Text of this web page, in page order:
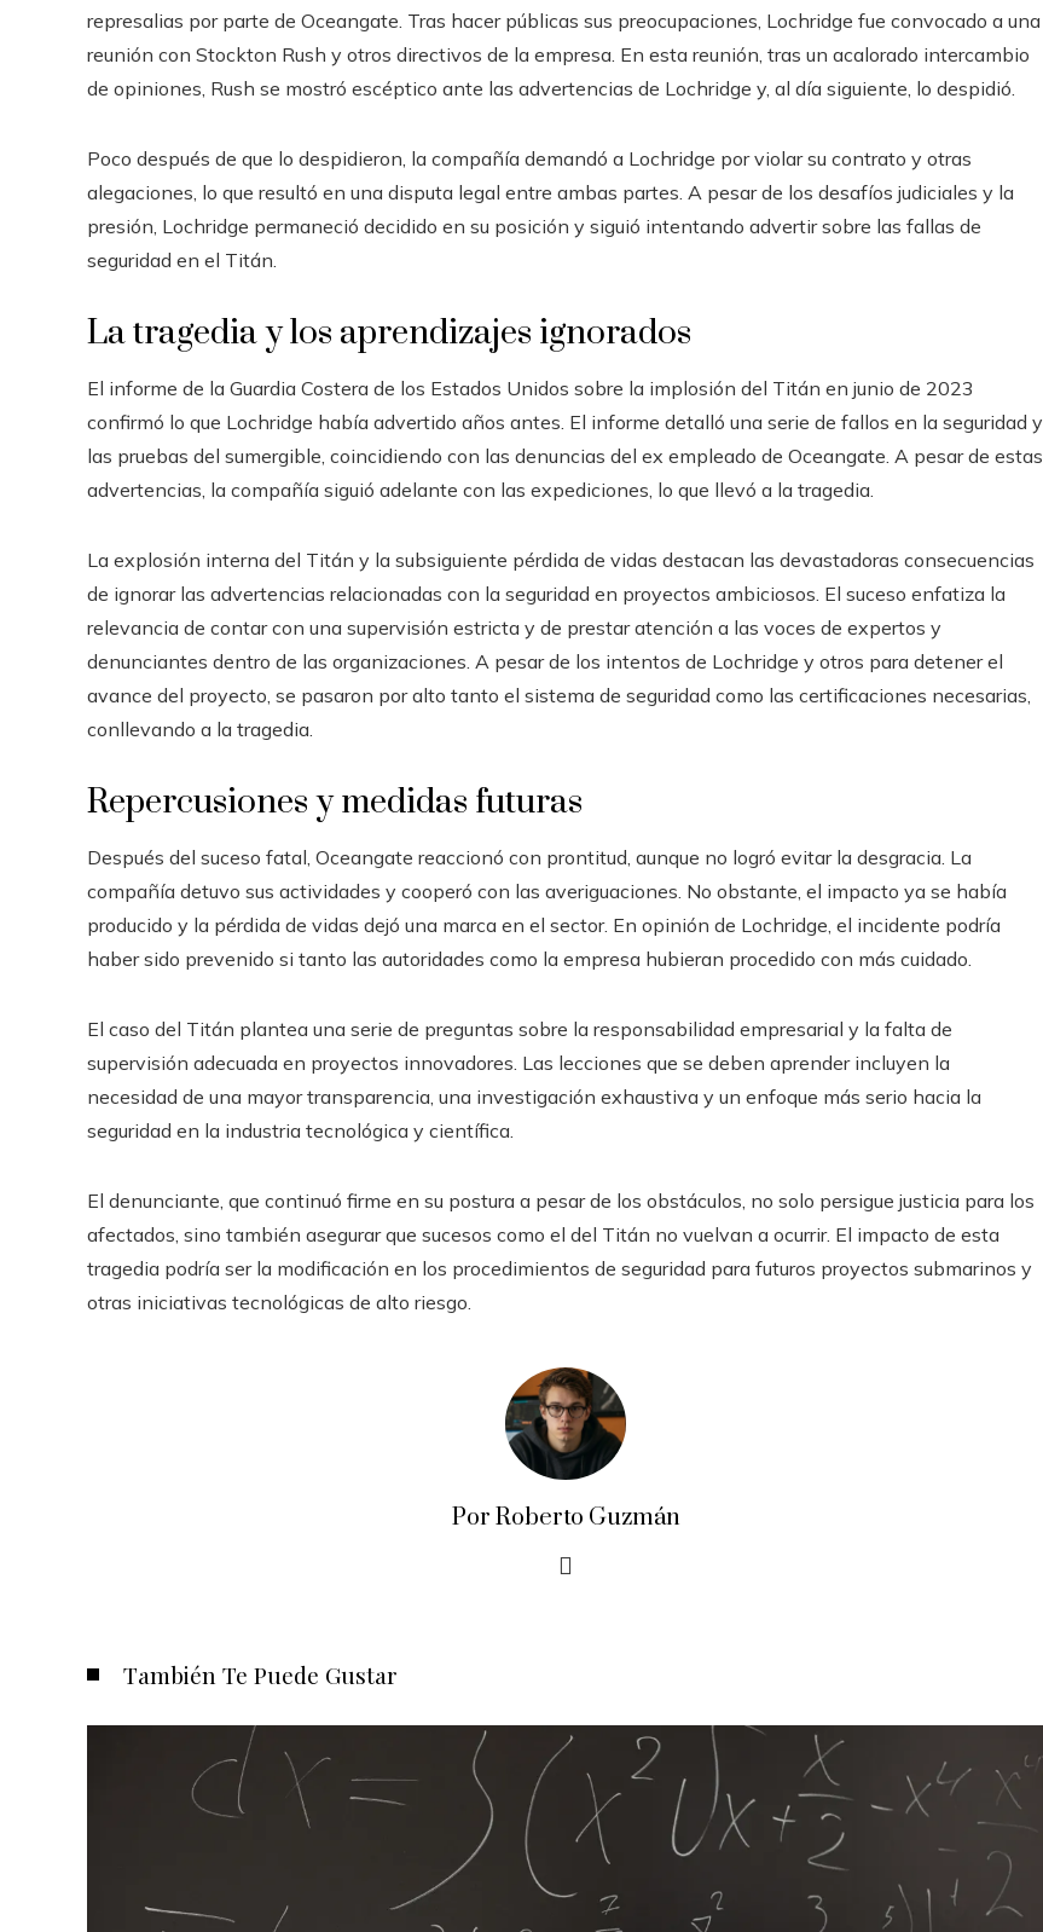
represalias por parte de Oceangate. Tras hacer públicas sus preocupaciones, Lochridge fue convocado a una
reunión con Stockton Rush y otros directivos de la empresa. En esta reunión, tras un acalorado intercambio
de opiniones, Rush se mostró escéptico ante las advertencias de Lochridge y, al día siguiente, lo despidió.
Poco después de que lo despidieron, la compañía demandó a Lochridge por violar su contrato y otras
alegaciones, lo que resultó en una disputa legal entre ambas partes. A pesar de los desafíos judiciales y la
presión, Lochridge permaneció decidido en su posición y siguió intentando advertir sobre las fallas de
seguridad en el Titán.
La tragedia y los aprendizajes ignorados
El informe de la Guardia Costera de los Estados Unidos sobre la implosión del Titán en junio de 2023
confirmó lo que Lochridge había advertido años antes. El informe detalló una serie de fallos en la seguridad y
las pruebas del sumergible, coincidiendo con las denuncias del ex empleado de Oceangate. A pesar de estas
advertencias, la compañía siguió adelante con las expediciones, lo que llevó a la tragedia.
La explosión interna del Titán y la subsiguiente pérdida de vidas destacan las devastadoras consecuencias
de ignorar las advertencias relacionadas con la seguridad en proyectos ambiciosos. El suceso enfatiza la
relevancia de contar con una supervisión estricta y de prestar atención a las voces de expertos y
denunciantes dentro de las organizaciones. A pesar de los intentos de Lochridge y otros para detener el
avance del proyecto, se pasaron por alto tanto el sistema de seguridad como las certificaciones necesarias,
conllevando a la tragedia.
Repercusiones y medidas futuras
Después del suceso fatal, Oceangate reaccionó con prontitud, aunque no logró evitar la desgracia. La
compañía detuvo sus actividades y cooperó con las averiguaciones. No obstante, el impacto ya se había
producido y la pérdida de vidas dejó una marca en el sector. En opinión de Lochridge, el incidente podría
haber sido prevenido si tanto las autoridades como la empresa hubieran procedido con más cuidado.
El caso del Titán plantea una serie de preguntas sobre la responsabilidad empresarial y la falta de
supervisión adecuada en proyectos innovadores. Las lecciones que se deben aprender incluyen la
necesidad de una mayor transparencia, una investigación exhaustiva y un enfoque más serio hacia la
seguridad en la industria tecnológica y científica.
El denunciante, que continuó firme en su postura a pesar de los obstáculos, no solo persigue justicia para los
afectados, sino también asegurar que sucesos como el del Titán no vuelvan a ocurrir. El impacto de esta
tragedia podría ser la modificación en los procedimientos de seguridad para futuros proyectos submarinos y
otras iniciativas tecnológicas de alto riesgo.
Por Roberto Guzmán
También Te Puede Gustar